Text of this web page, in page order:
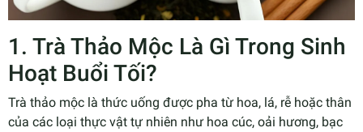
1. Trà Thảo Mộc Là Gì Trong Sinh
Hoạt Buổi Tối?
Trà thảo mộc là thức uống được pha từ hoa, lá, rễ hoặc thân
của các loại thực vật tự nhiên như hoa cúc, oải hương, bạc